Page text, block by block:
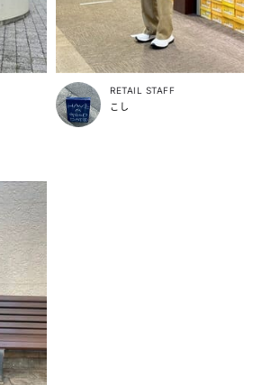
RETAIL STAFF
こし